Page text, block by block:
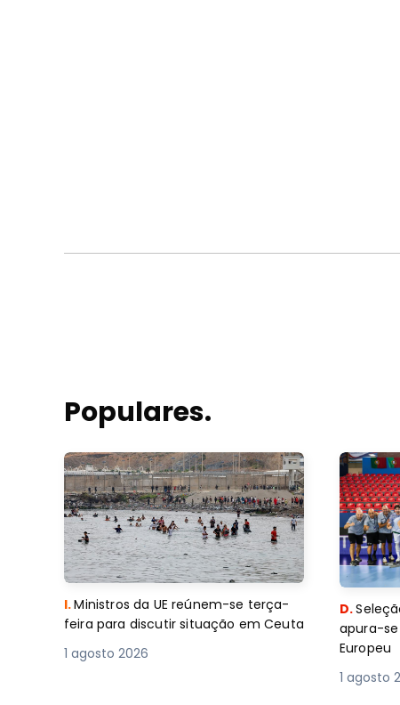
Populares.
I.Ministros da UE reúnem-se terça-
feira para discutir situação em Ceuta
1 agosto 2026
D.
apura-
Europeu
1 agosto